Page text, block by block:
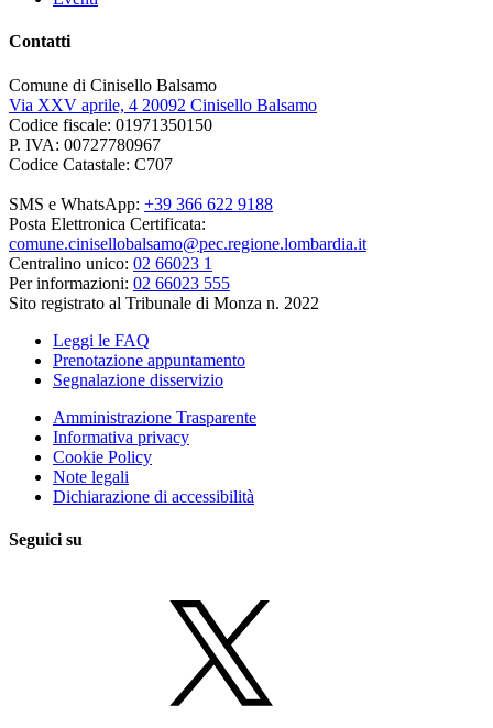
Contatti
Comune di Cinisello Balsamo
Via XXV aprile, 4 20092 Cinisello Balsamo
Codice fiscale: 01971350150
P. IVA: 00727780967
Codice Catastale: C707
SMS e WhatsApp: +39 366 622 9188
Posta Elettronica Certificata:
comune.cinisellobalsamo@pec.regione.lombardia.it
Centralino unico: 02 66023 1
Per informazioni: 02 66023 555
Sito registrato al Tribunale di Monza n. 2022
Leggi le FAQ
Prenotazione appuntamento
Segnalazione disservizio
Amministrazione Trasparente
Informativa privacy
Cookie Policy
Note legali
Dichiarazione di accessibilità
Seguici su